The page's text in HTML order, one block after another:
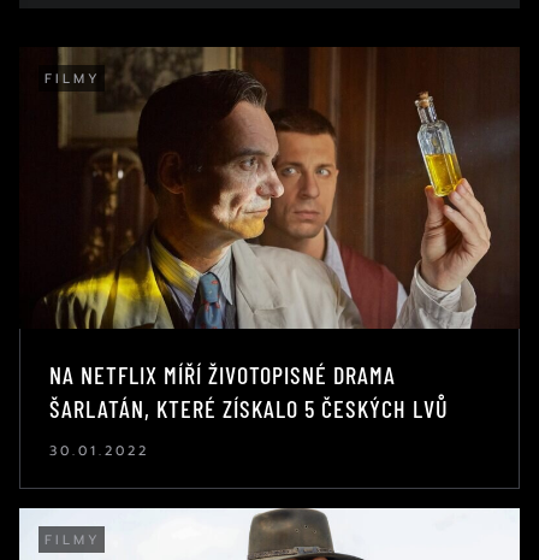
FILMY
NA NETFLIX MÍŘÍ ŽIVOTOPISNÉ DRAMA
ŠARLATÁN, KTERÉ ZÍSKALO 5 ČESKÝCH LVŮ
30.01.2022
FILMY